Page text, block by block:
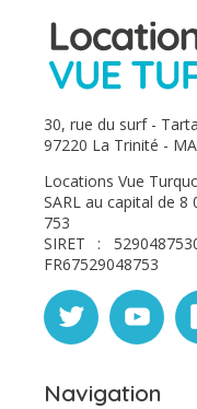
30, rue du surf -
97220 La Trinité -
Locations Vue
SARL au capital de 8
753
SIRET :
FR67529048753
Navigation